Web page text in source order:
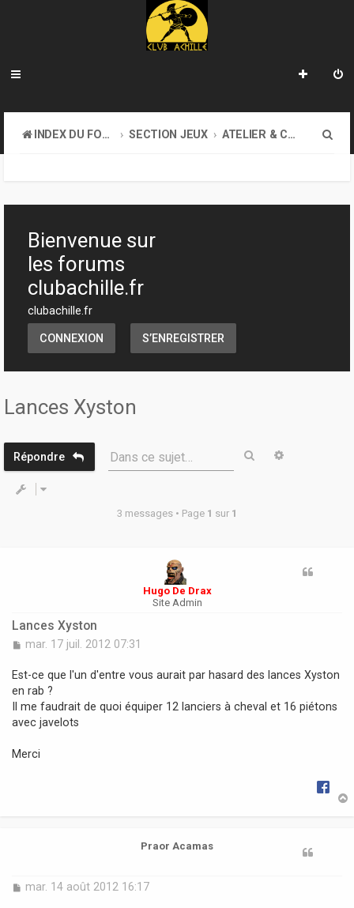
INDEX DU FORUM SECTION JEUX ATELIER & CRÉATION
h
Bienvenue sur
les forums
clubachille.fr
clubachille.fr
CONNEXION S’ENREGISTRER
Lances Xyston
Répondre Dans ce sujet… Rechercher
3 messages • Page 1 sur 1
Hugo De Drax
Site Admin
Lances Xyston
M
s
a
g
e
mar. 17 juil. 2012 07:31
Est-ce que l'un d'entre vous aurait par hasard des lances Xyston
en rab ?
Il me faudrait de quoi équiper 12 lanciers à cheval et 16 piétons
avec javelots
Merci
Praor Acamas
M
mar. 14 août 2012 16:17